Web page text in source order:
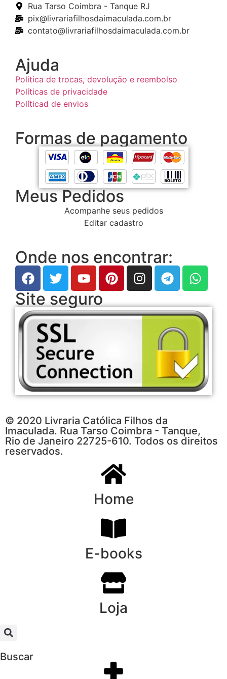
Rua Tarso Coimbra - Tanque RJ
pix@livrariafilhosdaimaculada.com.br
contato@livrariafilhosdaimaculada.com.br
Ajuda
Política de trocas, devolução e reembolso
Políticas de privacidade
Políticad de envios
Formas de pagamento
Meus Pedidos
Acompanhe seus pedidos
Editar cadastro
Onde nos encontrar:
Site seguro
© 2020 Livraria Católica Filhos da
Imaculada. Rua Tarso Coimbra - Tanque,
Rio de Janeiro 22725-610. Todos os direitos
reservados.
Home
E-books
Loja
Buscar